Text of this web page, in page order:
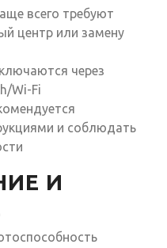
всего требуют
центр или замену
через
Wi-Fi
и соблюдать
И